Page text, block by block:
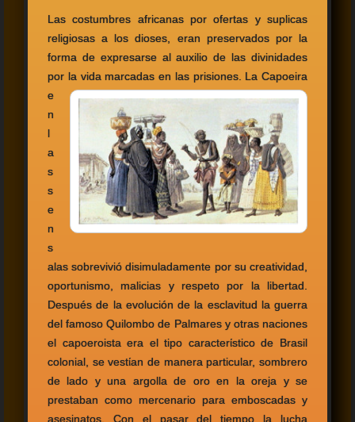
Las costumbres africanas por ofertas y suplicas
religiosas a los dioses, eran preservados por la
forma de expresarse al auxilio de las divinidades
por la vida marcadas en las prisiones. La Capoeira
e
n
l
a
s
s
e
n
s
alas sobrevivió disimuladamente por su creatividad,
oportunismo, malicias y respeto por la libertad.
Después de la evolución de la esclavitud la guerra
del famoso Quilombo de Palmares y otras naciones
el capoeroista era el tipo caracterίstico de Brasil
colonial, se vestίan de manera particular, sombrero
de lado y una argolla de oro en la oreja y se
prestaban como mercenario para emboscadas y
asesinatos. Con el pasar del tiempo la lucha